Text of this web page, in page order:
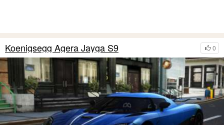
0
Koenigsegg Agera Jayga S9